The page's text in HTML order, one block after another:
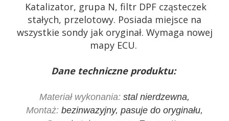
Katalizator, grupa N, filtr DPF cząsteczek
stałych, przelotowy. Posiada miejsce na
wszystkie sondy jak oryginał. Wymaga nowej
mapy ECU.
Dane techniczne produktu:
Materiał wykonania: stal nierdzewna,
Montaż: bezinwazyjny, pasuje do oryginału,